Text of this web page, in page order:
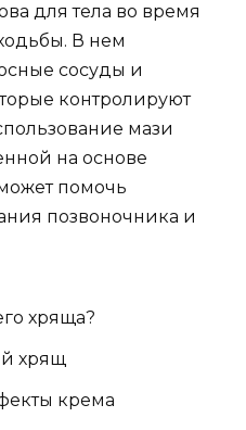
для тела во время
В нем
сосуды и
контролируют
мази
на основе
помочь
позвоночника и
хряща?
хрящ
крема